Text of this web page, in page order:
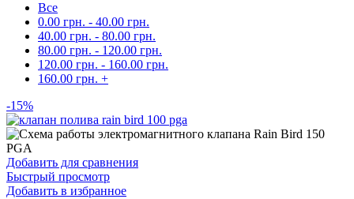
Все
0.00 грн. - 40.00 грн.
40.00 грн. - 80.00 грн.
80.00 грн. - 120.00 грн.
120.00 грн. - 160.00 грн.
160.00 грн. +
-15%
Добавить для сравнения
Быстрый просмотр
Добавить в избранное